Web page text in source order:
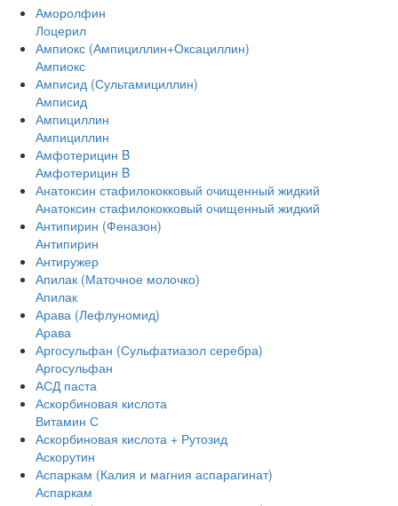
Аморолфин
Лоцерил
Ампиокс (Ампициллин+Оксациллин)
Ампиокс
Амписид (Сультамициллин)
Амписид
Ампициллин
Ампициллин
Амфотерицин B
Амфотерицин B
Анатоксин стафилококковый очищенный жидкий
Анатоксин стафилококковый очищенный жидкий
Антипирин (Феназон)
Антипирин
Антиружер
Апилак (Маточное молочко)
Апилак
Арава (Лефлуномид)
Арава
Аргосульфан (Сульфатиазол серебра)
Аргосульфан
АСД паста
Аскорбиновая кислота
Витамин С
Аскорбиновая кислота + Рутозид
Аскорутин
Аспаркам (Калия и магния аспарагинат)
Аспаркам